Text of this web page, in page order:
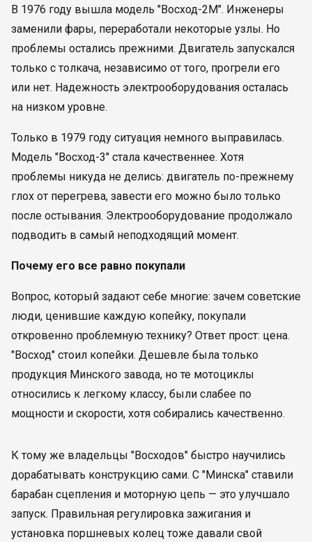
В 1976 году вышла модель "Восход-2М". Инженеры
заменили фары, переработали некоторые узлы. Но
проблемы остались прежними. Двигатель запускался
только с толкача, независимо от того, прогрели его
или нет. Надежность электрооборудования осталась
на низком уровне.
Только в 1979 году ситуация немного выправилась.
Модель "Восход-3" стала качественнее. Хотя
проблемы никуда не делись: двигатель по-прежнему
глох от перегрева, завести его можно было только
после остывания. Электрооборудование продолжало
подводить в самый неподходящий момент.
Почему его все равно покупали
Вопрос, который задают себе многие: зачем советские
люди, ценившие каждую копейку, покупали
откровенно проблемную технику? Ответ прост: цена.
"Восход" стоил копейки. Дешевле была только
продукция Минского завода, но те мотоциклы
относились к легкому классу, были слабее по
мощности и скорости, хотя собирались качественно.
К тому же владельцы "Восходов" быстро научились
дорабатывать конструкцию сами. С "Минска" ставили
барабан сцепления и моторную цепь — это улучшало
запуск. Правильная регулировка зажигания и
установка поршневых колец тоже давали свой